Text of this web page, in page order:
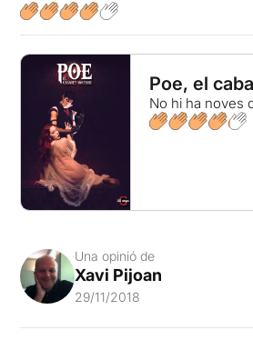
Poe, el
No hi ha noves
Una opinió de
Xavi Pijoan
29/11/2018